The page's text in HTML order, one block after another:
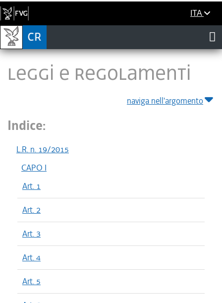
ITA
LEGGI E REGOLAMENTI
naviga nell'argomento
Indice:
L.R. n. 19/2015
CAPO I
Art. 1
Art. 2
Art. 3
Art. 4
Art. 5